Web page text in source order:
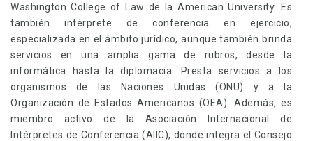
Washington College of Law de la American University. Es
también intérprete de conferencia en ejercicio,
especializada en el ámbito jurídico, aunque también brinda
servicios en una amplia gama de rubros, desde la
informática hasta la diplomacia. Presta servicios a los
organismos de las Naciones Unidas (ONU) y a la
Organización de Estados Americanos (OEA). Además, es
miembro activo de la Asociación Internacional de
Intérpretes de Conferencia (AIIC), donde integra el Consejo